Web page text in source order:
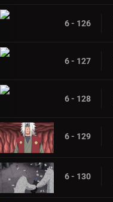
6 - 126
6 - 127
6 - 128
6 - 129
6 - 130